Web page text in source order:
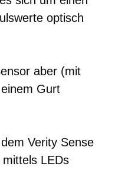
optisch
aber (mit
Gurt
Verity Sense
LEDs